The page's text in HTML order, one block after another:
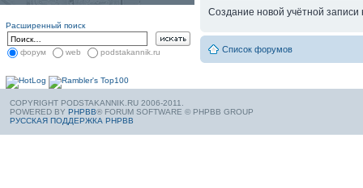
Расширенный поиск
форум web podstakannik.ru
Создание новой учётной
Список форумов
COPYRIGHT PODSTAKANNIK.RU 2006-2011.
POWERED BY PHPBB® FORUM SOFTWARE © PHPBB GROUP
РУССКАЯ ПОДДЕРЖКА PHPBB